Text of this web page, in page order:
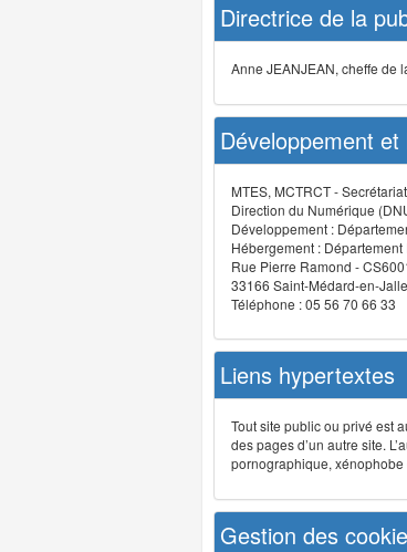
Directrice de la
Anne JEANJEAN, cheffe de
Développement
MTES, MCTRCT -
Direction du Numérique
Développement :
Hébergement :
Rue Pierre Ramond -
33166 Saint-Médard-en-
Téléphone : 05 56 70 66 33
Liens hypertextes
Tout site public ou privé est
des pages d’un autre site.
pornographique,
Gestion des